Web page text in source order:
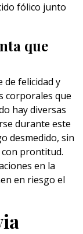
fólico junto
que
de felicidad y
corporales que
hay diversas
durante este
desmedido, sin
prontitud.
en la
en riesgo el